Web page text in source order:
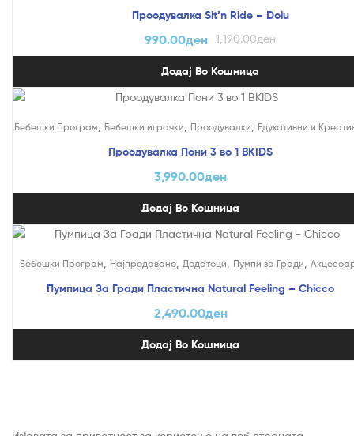
Проодувалка Sit’n Ride – Dolu
1,190.00ден
990.00ден
Додај Во Кошница
Бебешки Програм Бебешки играчки Проодувалки Едукативни и
Проодувалка Пони 3 во 1 BKIDS
3,990.00ден
Додај Во Кошница
Бебешки Програм Најпродавано, Додатоци Пумпи за Гради
Пумпица За Гради Пластична Natural Feeling – Chicco
2,490.00ден
Додај Во Кошница